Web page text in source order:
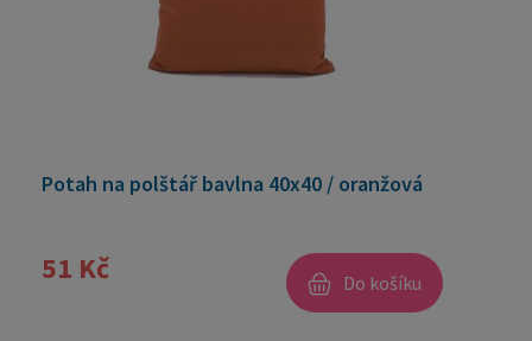
Potah na polštář bavlna 40x40 / oranžová
51 Kč Do košíku